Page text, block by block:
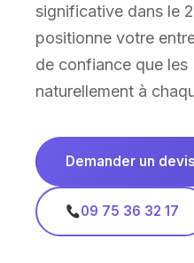
significative dans le
positionne votre
de confiance que les
naturellement à
Demander un
09 75 36 32 17